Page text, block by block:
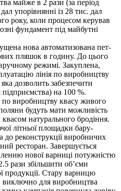
майже в 2 рази (за період
упорівнянні із 28 тис. дал
року, коли процесом керував
фундамент під майбутні
нова автоматизована пет-
пляшок в годину. До цього
режимі. Закуплена,
лінія по виробництву
дозволить забезпечити
на 100 %.
по виробництву квасу живого
будуть мати можливість
натурального бродіння.
літньої площадки бару-
до реконструкції виробничих
ресторан. Завершується
нової варниці потужністю
рази збільшити об’єми
продукції. Стару варницю
виключно для виробництва